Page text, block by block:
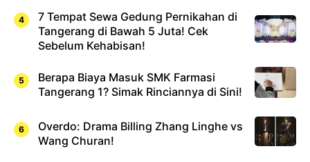
7 Tempat Sewa Gedung Pernikahan di
Tangerang di Bawah 5 Juta! Cek
Sebelum Kehabisan!
Berapa Biaya Masuk SMK Farmasi
Tangerang 1? Simak Rinciannya di Sini!
Overdo: Drama Billing Zhang Linghe vs
Wang Churan!